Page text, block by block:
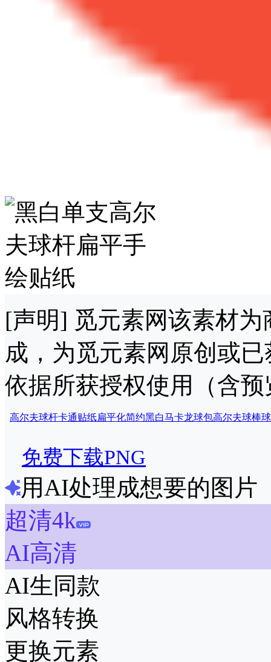
[声明] 觅元素网该素材
成，为觅元素网原创或
依据所获授权使用（含
高尔夫球杆卡通贴纸扁平化简约黑白马卡龙球包高尔夫球棒
免费下载PNG
用AI处理成想要的图片
超清4k
AI高清
AI生同款
风格转换
更换元素